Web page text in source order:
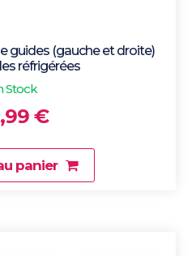
guides (gauche et droite)
réfrigérées
Stock
€
panier